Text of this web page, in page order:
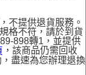
不提供退貨服務。
格不符，請於到貨
898轉1，並提供
，該商品仍需回收
盡速為您辦理退換